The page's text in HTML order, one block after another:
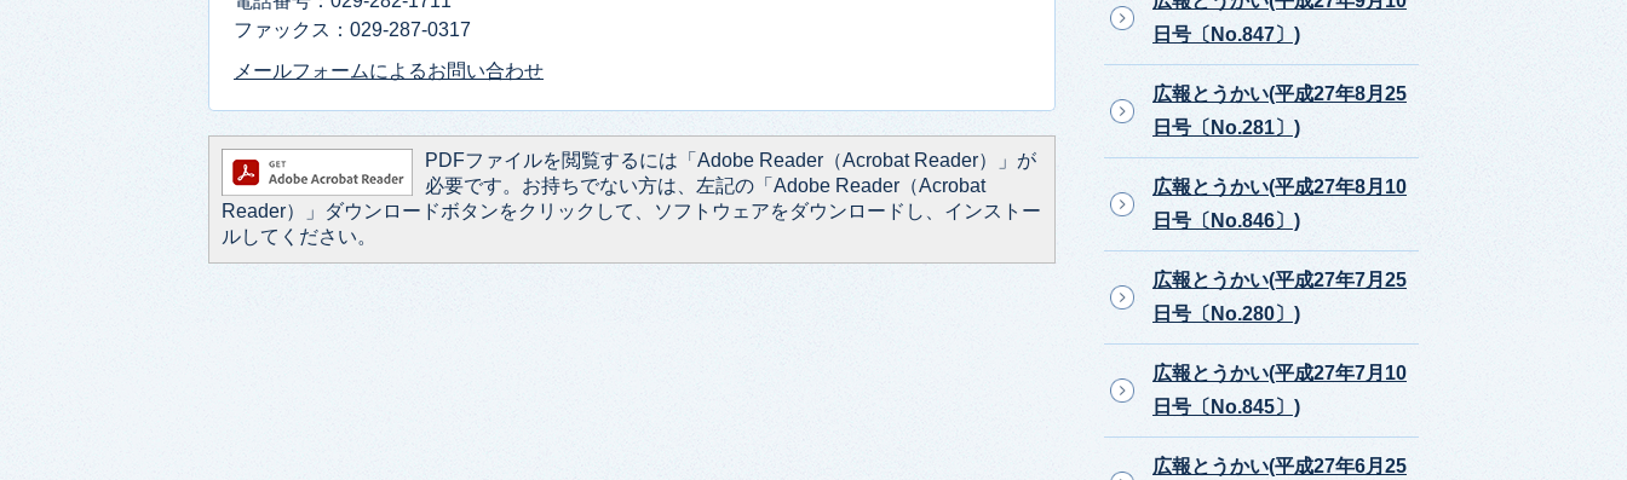
ファックス：029-287-0317
メールフォームによるお問い合わせ
PDFファイルを閲覧するには「Adobe Reader（Acrobat Reader）」が
必要です。お持ちでない方は、左記の「Adobe Reader（Acrobat
Reader）」ダウンロードボタンをクリックして、ソフトウェアをダウンロードし、インストー
ルしてください。
日号〔No.847〕)
広報とうかい(平成27年8月25
日号〔No.281〕)
広報とうかい(平成27年8月10
日号〔No.846〕)
広報とうかい(平成27年7月25
日号〔No.280〕)
広報とうかい(平成27年7月10
日号〔No.845〕)
広報とうかい(平成27年6月25